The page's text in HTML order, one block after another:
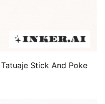
Stick And Poke